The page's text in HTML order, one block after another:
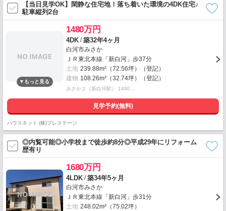
【当日見学OK】閑静な住宅地！落ち着いた環境の4DK住宅♪
駐車縦列2台
1480万円
4DK /築32年4ヶ月
白河市みさか
ＪＲ東北本線「新白河」歩37分
土地 239.88m²（72.56坪）（登記）
建物 108.26m²（32.74坪）（登記）
みさか２（新白河駅） 1480…
見学予約(無料)
ハウスネット (株)プレステージ
◎内覧可能◎小学校まで徒歩約8分◎平成29年にリフォーム
歴有り
1680万円
4LDK /築34年5ヶ月
白河市みさか
ＪＲ東北本線「新白河」歩31分
土地 248.02m²（75.02坪）